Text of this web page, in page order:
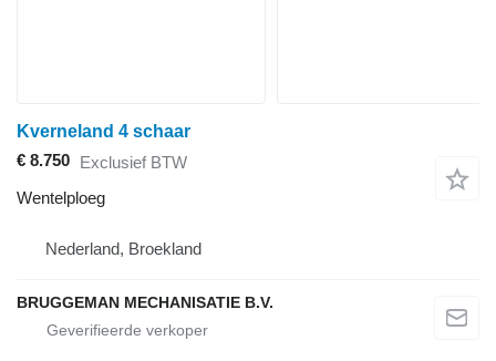
Kverneland 4 schaar
€ 8.750 Exclusief BTW
Wentelploeg
Nederland, Broekland
BRUGGEMAN MECHANISATIE B.V.